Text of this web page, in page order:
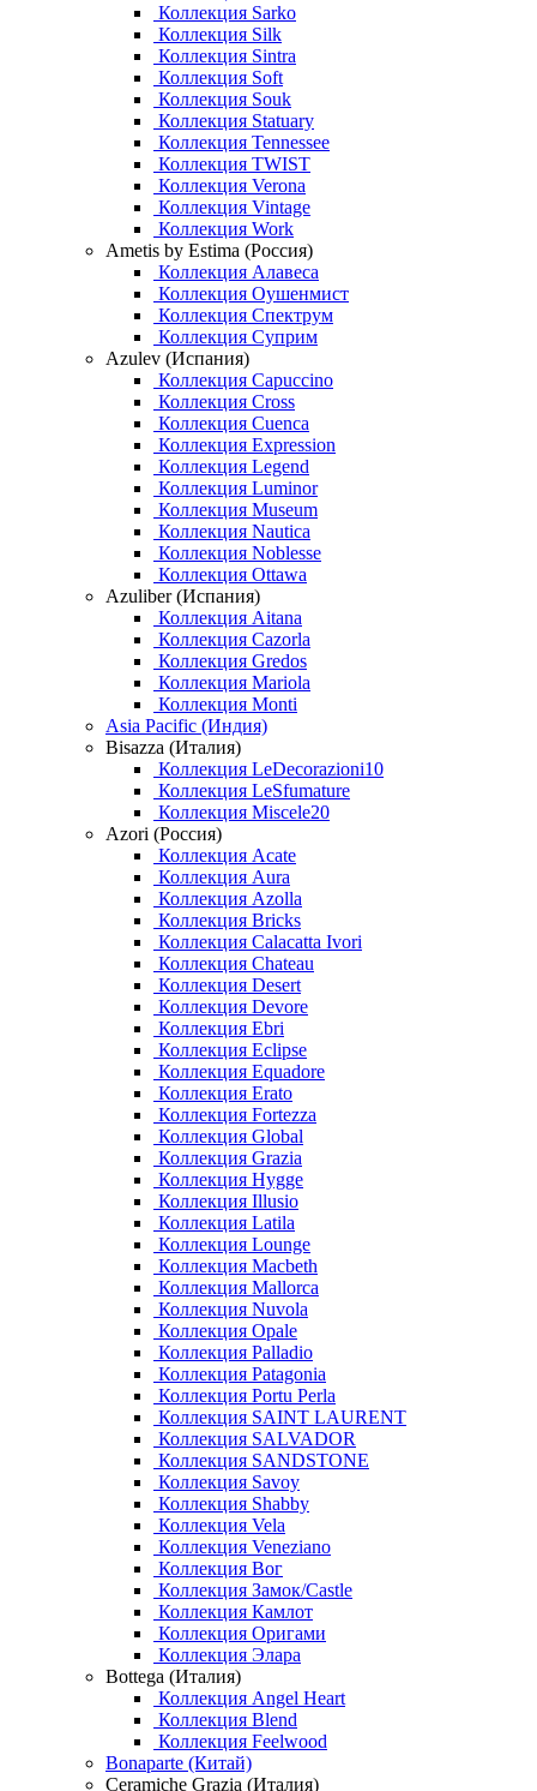
Коллекция Sarko
Коллекция Silk
Коллекция Sintra
Коллекция Soft
Коллекция Souk
Коллекция Statuary
Коллекция Tennessee
Коллекция TWIST
Коллекция Verona
Коллекция Vintage
Коллекция Work
Ametis by Estima (Россия)
Коллекция Алавеса
Коллекция Оушенмист
Коллекция Спектрум
Коллекция Суприм
Azulev (Испания)
Коллекция Capuccino
Коллекция Cross
Коллекция Cuenca
Коллекция Expression
Коллекция Legend
Коллекция Luminor
Коллекция Museum
Коллекция Nautica
Коллекция Noblesse
Коллекция Ottawa
Azuliber (Испания)
Коллекция Aitana
Коллекция Cazorla
Коллекция Gredos
Коллекция Mariola
Коллекция Monti
Asia Pacific (Индия)
Bisazza (Италия)
Коллекция LeDecorazioni10
Коллекция LeSfumature
Коллекция Miscele20
Azori (Россия)
Коллекция Acate
Коллекция Aura
Коллекция Azolla
Коллекция Bricks
Коллекция Calacatta Ivori
Коллекция Chateau
Коллекция Desert
Коллекция Devore
Коллекция Ebri
Коллекция Eclipse
Коллекция Equadore
Коллекция Erato
Коллекция Fortezza
Коллекция Global
Коллекция Grazia
Коллекция Hygge
Коллекция Illusio
Коллекция Latila
Коллекция Lounge
Коллекция Macbeth
Коллекция Mallorca
Коллекция Nuvola
Коллекция Opale
Коллекция Palladio
Коллекция Patagonia
Коллекция Portu Perla
Коллекция SAINT LAURENT
Коллекция SALVADOR
Коллекция SANDSTONE
Коллекция Savoy
Коллекция Shabby
Коллекция Vela
Коллекция Veneziano
Коллекция Вог
Коллекция Замок/Castle
Коллекция Камлот
Коллекция Оригами
Коллекция Элара
Bottega (Италия)
Коллекция Angel Heart
Коллекция Blend
Коллекция Feelwood
Bonaparte (Китай)
Ceramiche Grazia (Италия)